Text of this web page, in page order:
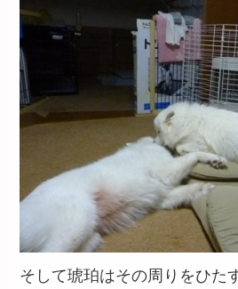
そして琥珀はその周りをひた